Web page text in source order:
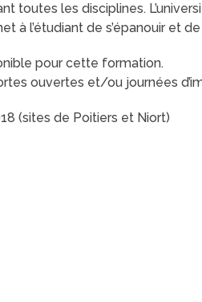
toutes les disciplines.
à l’étudiant de s’épanouir et
pour cette formation.
ouvertes et/ou journées
(sites de Poitiers et Niort)